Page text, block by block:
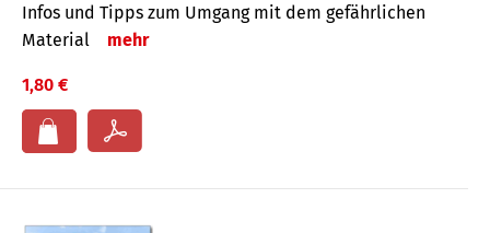
Infos und Tipps zum Um­gang mit dem ge­fähr­lichen
Mate­rial
mehr
1,80 €